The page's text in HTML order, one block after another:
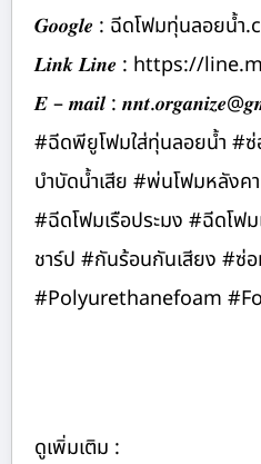
𝑮𝒐𝒐𝒈𝒍𝒆 : ฉีดโฟมทุ่นลอยน้ำ
𝑳𝒊𝒏𝒌 𝑳𝒊𝒏𝒆 : https://
𝑬 – 𝒎𝒂𝒊𝒍 :
#ฉีดพียูโฟมใส่ทุ่นลอยน้ำ #
บำบัดน้ำเสีย #พ่นโฟมหลัง
#ฉีดโฟมเรือประมง #ฉีดโ
ชาร์ป #กันร้อนกันเสียง #
#Polyurethanefoam
ดูเพิ่มเติม :